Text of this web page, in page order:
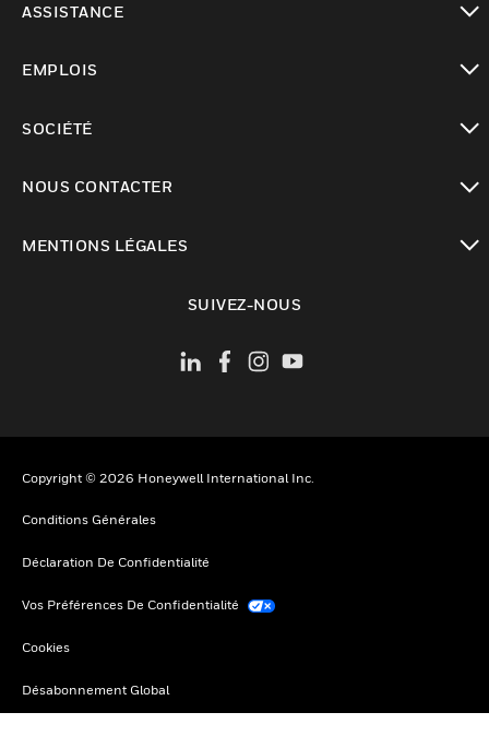
ASSISTANCE
EMPLOIS
SOCIÉTÉ
NOUS CONTACTER
MENTIONS LÉGALES
SUIVEZ-NOUS
Copyright © 2026 Honeywell International Inc.
Conditions Générales
Déclaration De Confidentialité
Vos Préférences De Confidentialité
Cookies
Désabonnement Global